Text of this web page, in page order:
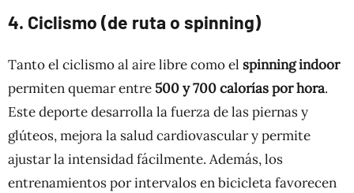
4. Ciclismo (de ruta o spinning)
Tanto el ciclismo al aire libre como el spinning indoor
permiten quemar entre 500 y 700 calorías por hora.
Este deporte desarrolla la fuerza de las piernas y
glúteos, mejora la salud cardiovascular y permite
ajustar la intensidad fácilmente. Además, los
entrenamientos por intervalos en bicicleta favorecen